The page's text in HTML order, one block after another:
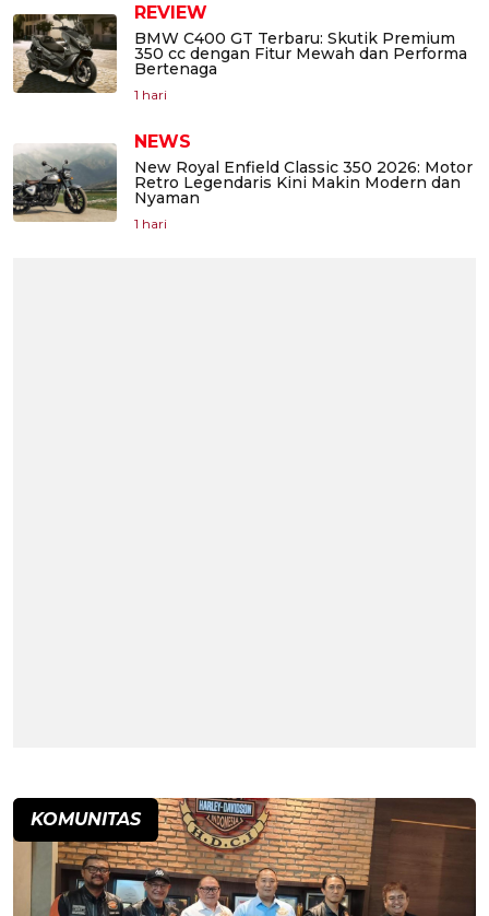
REVIEW
BMW C400 GT Terbaru: Skutik Premium
350 cc dengan Fitur Mewah dan Performa
Bertenaga
1 hari
NEWS
New Royal Enfield Classic 350 2026: Motor
Retro Legendaris Kini Makin Modern dan
Nyaman
1 hari
KOMUNITAS